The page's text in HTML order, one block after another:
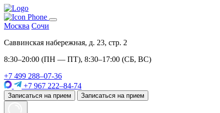
Москва Сочи
Саввинская набережная, д. 23, стр. 2
8:30–20:00 (ПН — ПТ), 8:30–17:00 (СБ, ВС)
+7 499 288–07-36
+7 967 222–84-74
Записаться на прием Записаться на прием